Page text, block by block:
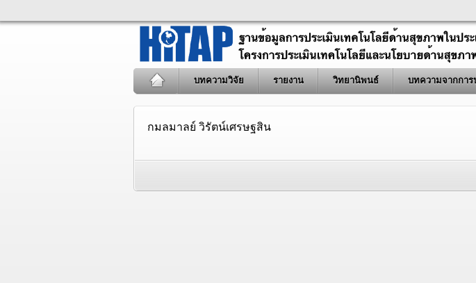
บทความวิจัย รายงาน วิทยานิพนธ์ บทความจากการ
กมลมาลย์ วิรัตน์เศรษฐสิน